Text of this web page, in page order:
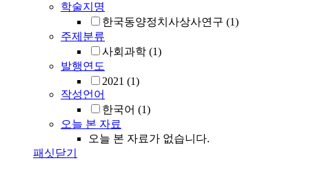
학술지명
한국동양정치사상사연구 (1)
주제분류
사회과학 (1)
발행연도
2021 (1)
작성언어
한국어 (1)
오늘 본 자료
오늘 본 자료가 없습니다.
패싯닫기